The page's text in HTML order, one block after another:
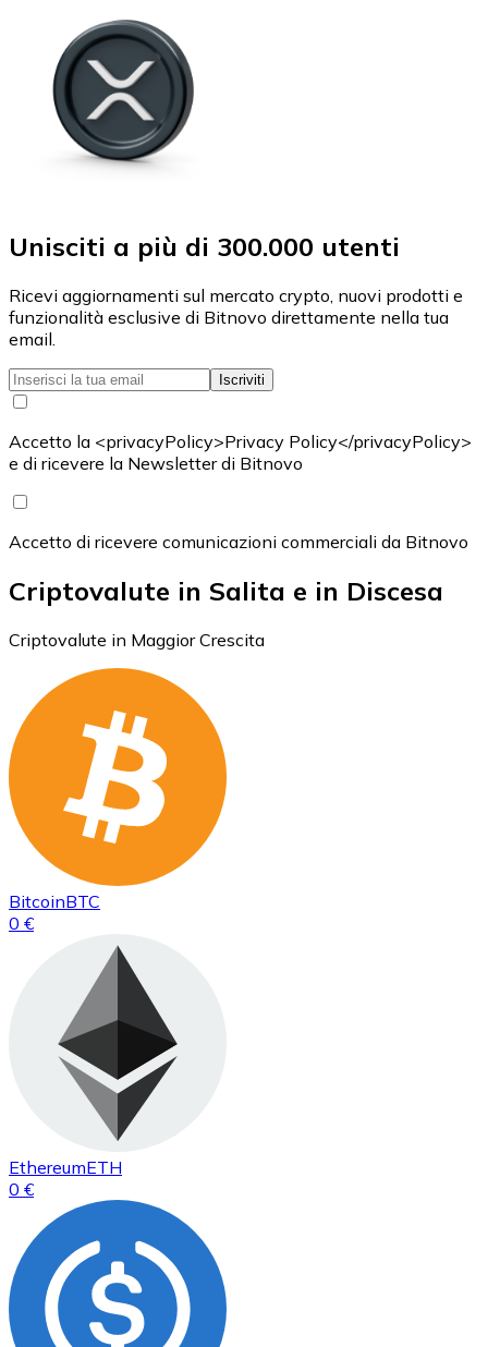
Unisciti a più di 300.000 utenti
Ricevi aggiornamenti sul mercato crypto, nuovi prodotti e
funzionalità esclusive di Bitnovo direttamente nella tua
email.
Iscriviti
Accetto la <privacyPolicy>Privacy Policy</privacyPolicy>
e di ricevere la Newsletter di Bitnovo
Accetto di ricevere comunicazioni commerciali da Bitnovo
Criptovalute in Salita e in Discesa
Criptovalute in Maggior Crescita
BitcoinBTC
0 €
EthereumETH
0 €